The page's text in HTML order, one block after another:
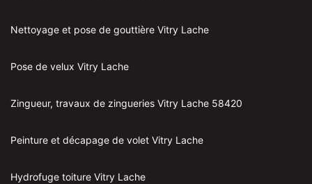
Nettoyage et pose de gouttière Vitry Lache
Pose de velux Vitry Lache
Zingueur, travaux de zingueries Vitry Lache 58420
Peinture et décapage de volet Vitry Lache
Hydrofuge toiture Vitry Lache